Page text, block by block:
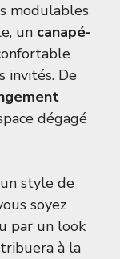
modulables
un canapé-
invités. De
dégagé
style de
soyez
par un look
à la